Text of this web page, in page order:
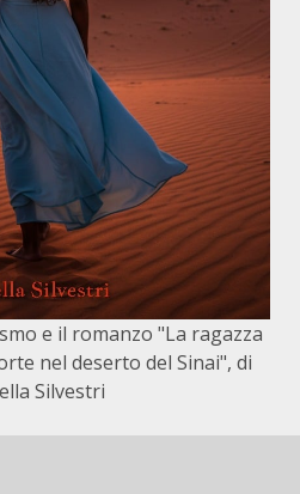
e il romanzo "La ragazza
nel deserto del Sinai", di
Silvestri